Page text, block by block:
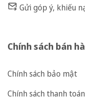
Gửi góp ý, khiếu
Chính sách bán
Chính sách bảo mật
Chính sách thanh toán